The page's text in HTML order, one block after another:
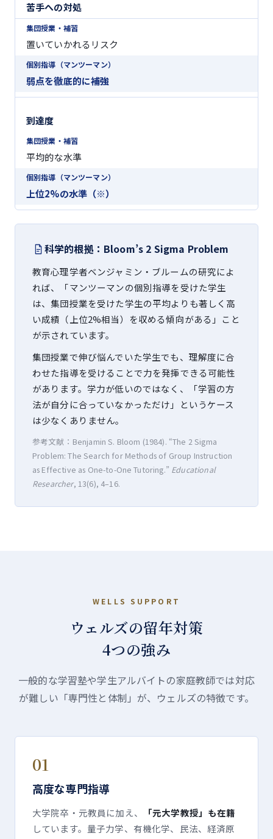
苦手への対処
置いていかれるリスク
弱点を徹底的に補強
到達度
平均的な水準
上位2%の水準（※）
科学的根拠：Bloom’s 2 Sigma Problem
教育心理学者ベンジャミン・ブルームの研究によ
れば、「マンツーマンの個別指導を受けた学生
は、集団授業を受けた学生の平均よりも著しく高
い成績（上位2%相当）を収める傾向がある」こと
が示されています。
集団授業で伸び悩んでいた学生でも、理解度に合
わせた指導を受けることで力を発揮できる可能性
があります。学力が低いのではなく、「学習の方
法が自分に合っていなかっただけ」というケース
は少なくありません。
参考文献：Benjamin S. Bloom (1984). “The 2 Sigma
Problem: The Search for Methods of Group Instruction
as Effective as One-to-One Tutoring.” Educational
Researcher, 13(6), 4–16.
WELLS SUPPORT
ウェルズの留年対策
4つの強み
一般的な学習塾や学生アルバイトの家庭教師では対応
が難しい「専門性と体制」が、ウェルズの特徴です。
01
高度な専門指導
大学院卒・元教員に加え、
「元大学教授」も在籍
しています。量子力学、有機化学、民法、経済原